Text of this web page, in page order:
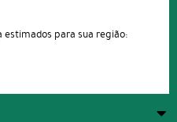
para sua região: